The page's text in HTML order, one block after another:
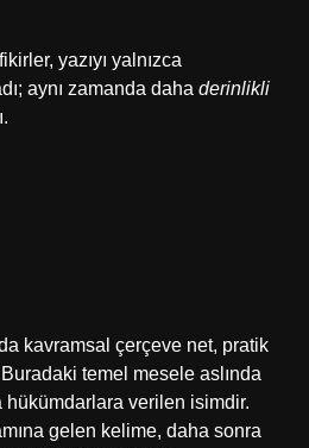
yazıyı yalnızca
aynı zamanda daha derinlikli
kavramsal çerçeve net, pratik
temel mesele aslında
hükümdarlara verilen isimdir.
gelen kelime, daha sonra